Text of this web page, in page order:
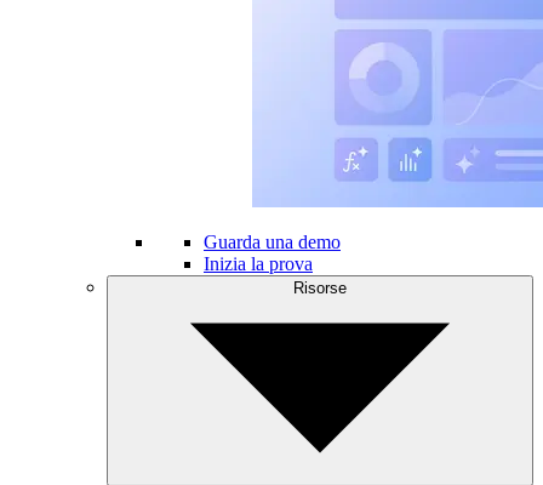
Guarda una demo
Inizia la prova
Risorse